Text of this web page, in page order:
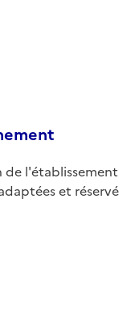
de l'établissement
et réservé